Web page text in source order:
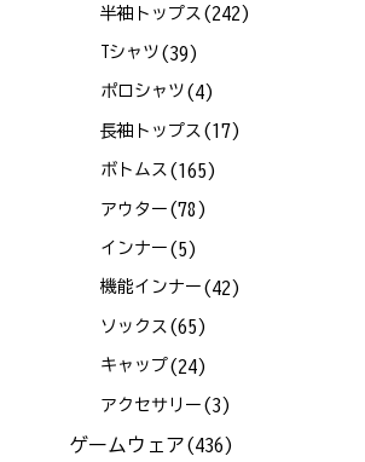
半袖トップス (242)
Tシャツ (39)
ポロシャツ (4)
長袖トップス (17)
ボトムス (165)
アウター (78)
インナー (5)
機能インナー (42)
ソックス (65)
キャップ(24)
アクセサリー (3)
ゲームウェア(436)